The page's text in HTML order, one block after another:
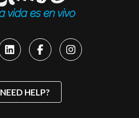
NEED HELP?